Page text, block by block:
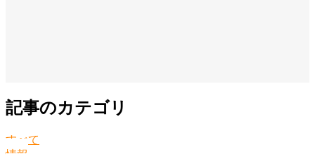
記事のカテゴリ
すべて
情報